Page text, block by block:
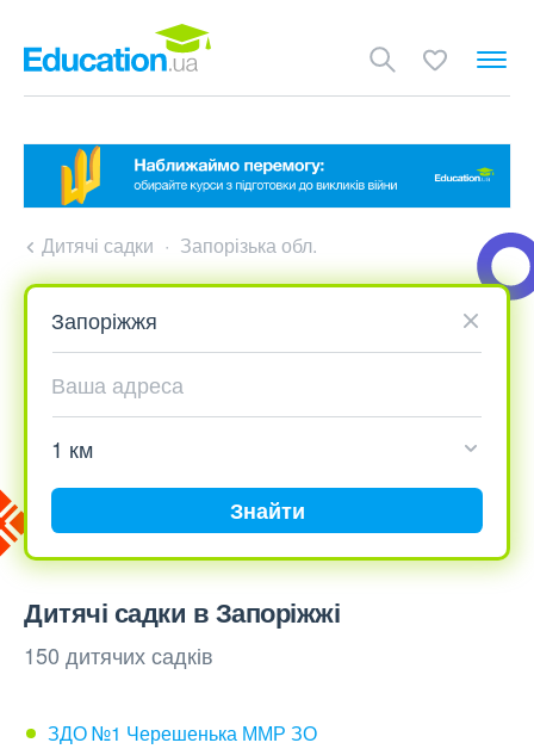
Дитячі садки Запорізька обл.
Знайти
Дитячі садки в Запоріжжі
150 дитячих садків
ЗДО №1 Черешенька ММР ЗО